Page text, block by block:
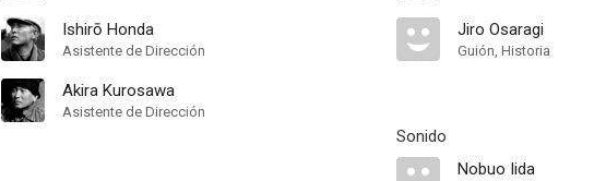
Ishirō Honda
Asistente de Dirección
Akira Kurosawa
Asistente de Dirección
Jiro Osaragi
Guión, Historia
Sonido
Nobuo Iida